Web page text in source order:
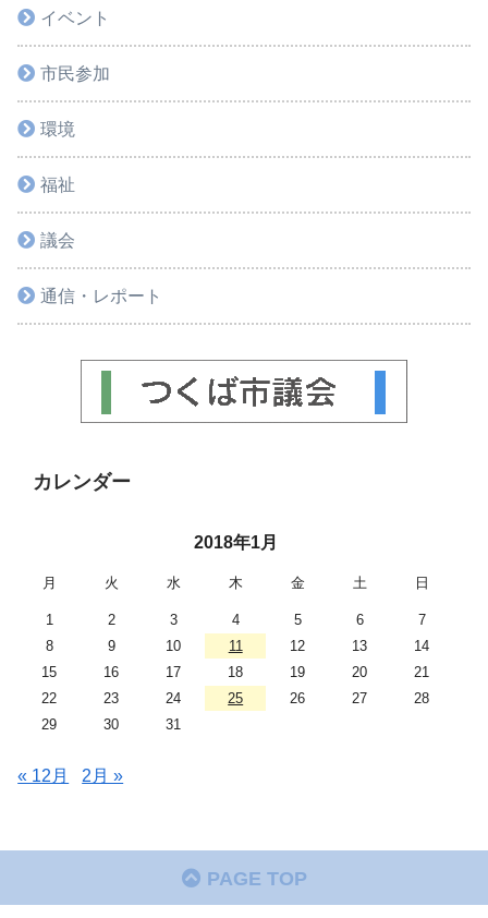
イベント
市民参加
環境
福祉
議会
通信・レポート
カレンダー
2018年1月
月 火 水 木 金 土 日
1 2 3 4 5 6
7
8
9 10 11 12 13
14
15
16 17 18 19 20
21
22
23 24 25 26 27
28
29
30 31
« 12月 2月 »
PAGE TOP